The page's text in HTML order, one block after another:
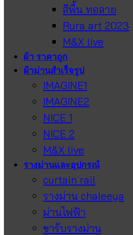
สีพื้น ทอลาย
Rura art 2023
M&X live
ผ้า ราคาถูก
ผ้าม่านสำเร็จรูป
IMAGINE1
IMAGINE2
NICE 1
NICE 2
M&X live
รางม่านและอุปกรณ์
curtain rail
รางม่าน chaleeya
ม่านไฟฟ้า
ขารับรางม่าน